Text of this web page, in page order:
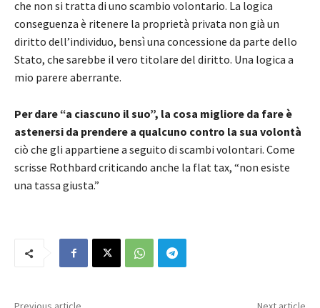
che non si tratta di uno scambio volontario. La logica
conseguenza è ritenere la proprietà privata non già un
diritto dell’individuo, bensì una concessione da parte dello
Stato, che sarebbe il vero titolare del diritto. Una logica a
mio parere aberrante.
Per dare “a ciascuno il suo”, la cosa migliore da fare è
astenersi da prendere a qualcuno contro la sua volontà
ciò che gli appartiene a seguito di scambi volontari. Come
scrisse Rothbard criticando anche la flat tax, “non esiste
una tassa giusta.”